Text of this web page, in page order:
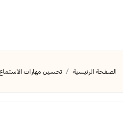
الصفحة الرئيسية تحسين مهارات الاستماع